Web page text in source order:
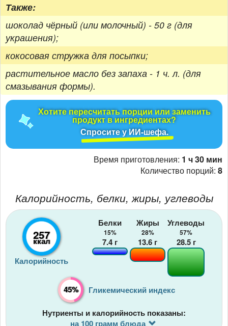
Также:
шоколад чёрный (или молочный) - 50 г (для
украшения);
кокосовая стружка для посыпки;
растительное масло без запаха - 1 ч. л. (для
смазывания формы).
Хотите пересчитать порции или заменить
продукт в ингредиентах?
Спросите у ИИ-шефа.
Время приготовления: 1 ч 30 мин
Количество порций: 8
Калорийность, белки, жиры, углеводы
257
ккал
Калорийность
Белки
15%
7.4 г
Жиры
28%
13.6 г
Углеводы
57%
28.5г
45% Гликемический индекс
Нутриенты и калорийность показаны:
на 100 грамм блюда